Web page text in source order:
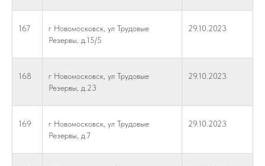
167
г Новомосковск, ул Трудовые
Резервы, д.15/5
29.10.2023
168
г Новомосковск, ул Трудовые
Резервы, д.23
29.10.2023
169
г Новомосковск, ул Трудовые
Резервы, д.7
29.10.2023